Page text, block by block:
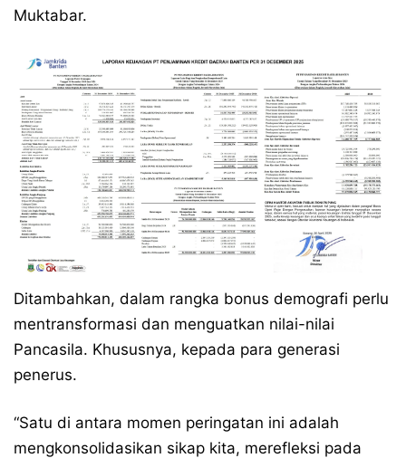
Muktabar.
Ditambahkan, dalam rangka bonus demografi perlu
mentransformasi dan menguatkan nilai-nilai
Pancasila. Khususnya, kepada para generasi
penerus.
“Satu di antara momen peringatan ini adalah
mengkonsolidasikan sikap kita, merefleksi pada